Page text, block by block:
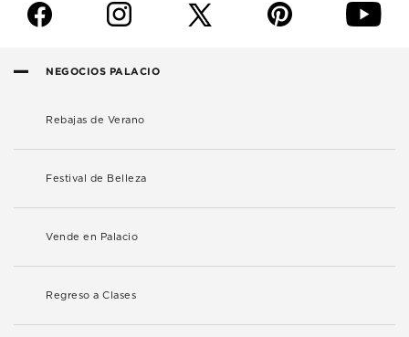
f i p y
NEGOCIOS PALACIO
Rebajas de Verano
Festival de Belleza
Vende en Palacio
Regreso a Clases